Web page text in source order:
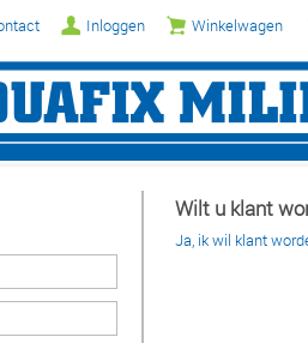
Inloggen Winkelwagen
Wilt u klant
Ja, ik wil klant